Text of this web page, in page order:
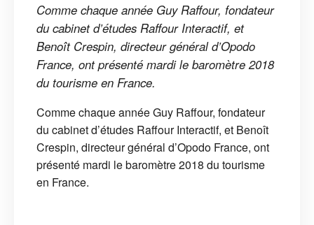
Comme chaque année Guy Raffour, fondateur
du cabinet d’études Raffour Interactif, et
Benoît Crespin, directeur général d’Opodo
France, ont présenté mardi le baromètre 2018
du tourisme en France.
Comme chaque année Guy Raffour, fondateur
du cabinet d’études Raffour Interactif, et Benoît
Crespin, directeur général d’Opodo France, ont
présenté mardi le baromètre 2018 du tourisme
en France.